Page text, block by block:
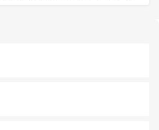
地元の風情を楽しめる外せないスポット